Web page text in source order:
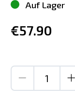
Auf Lager
€57.90